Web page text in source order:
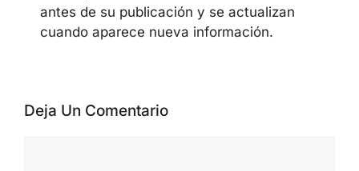
antes de su publicación y se actualizan
cuando aparece nueva información.
Deja Un Comentario